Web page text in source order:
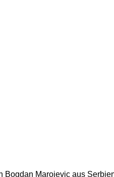
Bogdan Marojevic aus